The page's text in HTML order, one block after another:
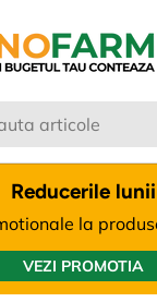
Reducerile lunii
la
VEZI PROMOTIA